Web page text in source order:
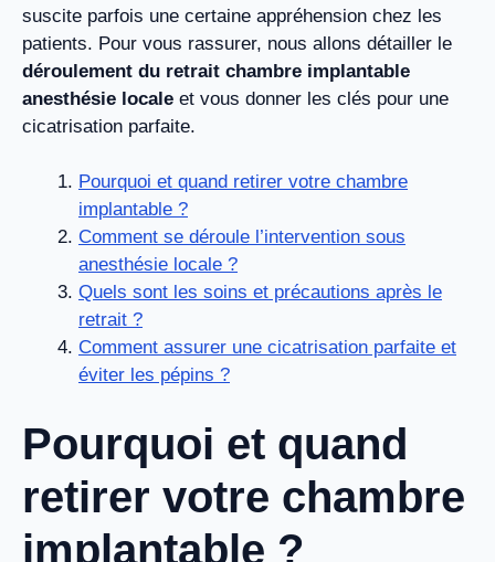
suscite parfois une certaine appréhension chez les
patients. Pour vous rassurer, nous allons détailler le
déroulement du retrait chambre implantable
anesthésie locale et vous donner les clés pour une
cicatrisation parfaite.
Pourquoi et quand retirer votre chambre
implantable ?
Comment se déroule l’intervention sous
anesthésie locale ?
Quels sont les soins et précautions après le
retrait ?
Comment assurer une cicatrisation parfaite et
éviter les pépins ?
Pourquoi et quand
retirer votre chambre
implantable ?